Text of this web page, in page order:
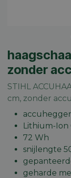
zonder
STIHL
cm, zonder
Lithium-Ion
72 Wh
snijlengte
geharde